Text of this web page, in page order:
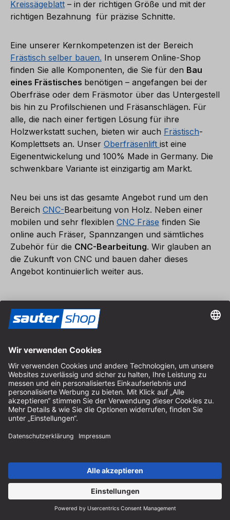
Kreissägeblatt – in der richtigen Größe und mit der
richtigen Bezahnung für präzise Schnitte.
Eine unserer Kernkompetenzen ist der Bereich
Frästisch selber bauen. In unserem Online-Shop
finden Sie alle Komponenten, die Sie für den Bau
eines Frästisches benötigen – angefangen bei der
Oberfräse oder dem Fräsmotor über das Untergestell
bis hin zu Profilschienen und Fräsanschlägen. Für
alle, die nach einer fertigen Lösung für ihre
Holzwerkstatt suchen, bieten wir auch Frästisch-
Komplettsets an. Unser Oberfräsenlift ist eine
Eigenentwickelung und 100% Made in Germany. Die
schwenkbare Variante ist einzigartig am Markt.
Neu bei uns ist das gesamte Angebot rund um den
Bereich CNC-Bearbeitung von Holz. Neben einer
mobilen und sehr flexiblen CNC Fräse finden Sie
online auch Fräser, Spannzangen und sämtliches
Zubehör für die CNC-Bearbeitung. Wir glauben an
die Zukunft von CNC und bauen daher dieses
Angebot kontinuierlich weiter aus.
neu. innovativ. professionell.
Dafür stehen wir! Sie finden bei uns innovative Produkte aus
der Holzbearbeitung.
Dabei konzentrieren wir uns im Kern auf die Bereiche Fräsen,
neuesten Neuigkeiten zu unseren Produkten zu
erhalten, müssen Sie Marketing-Cookies akzeptieren.
Cookie-Einstellungen verwalten